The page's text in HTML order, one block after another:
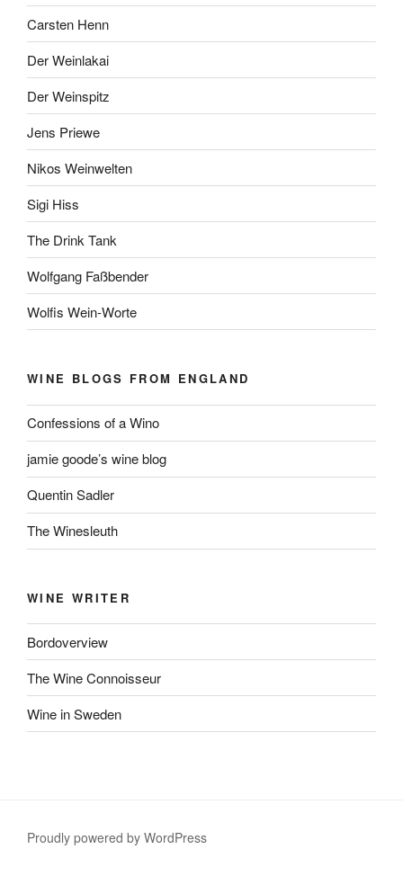
Carsten Henn
Der Weinlakai
Der Weinspitz
Jens Priewe
Nikos Weinwelten
Sigi Hiss
The Drink Tank
Wolfgang Faßbender
Wolfis Wein-Worte
WINE BLOGS FROM ENGLAND
Confessions of a Wino
jamie goode’s wine blog
Quentin Sadler
The Winesleuth
WINE WRITER
Bordoverview
The Wine Connoisseur
Wine in Sweden
Proudly powered by WordPress